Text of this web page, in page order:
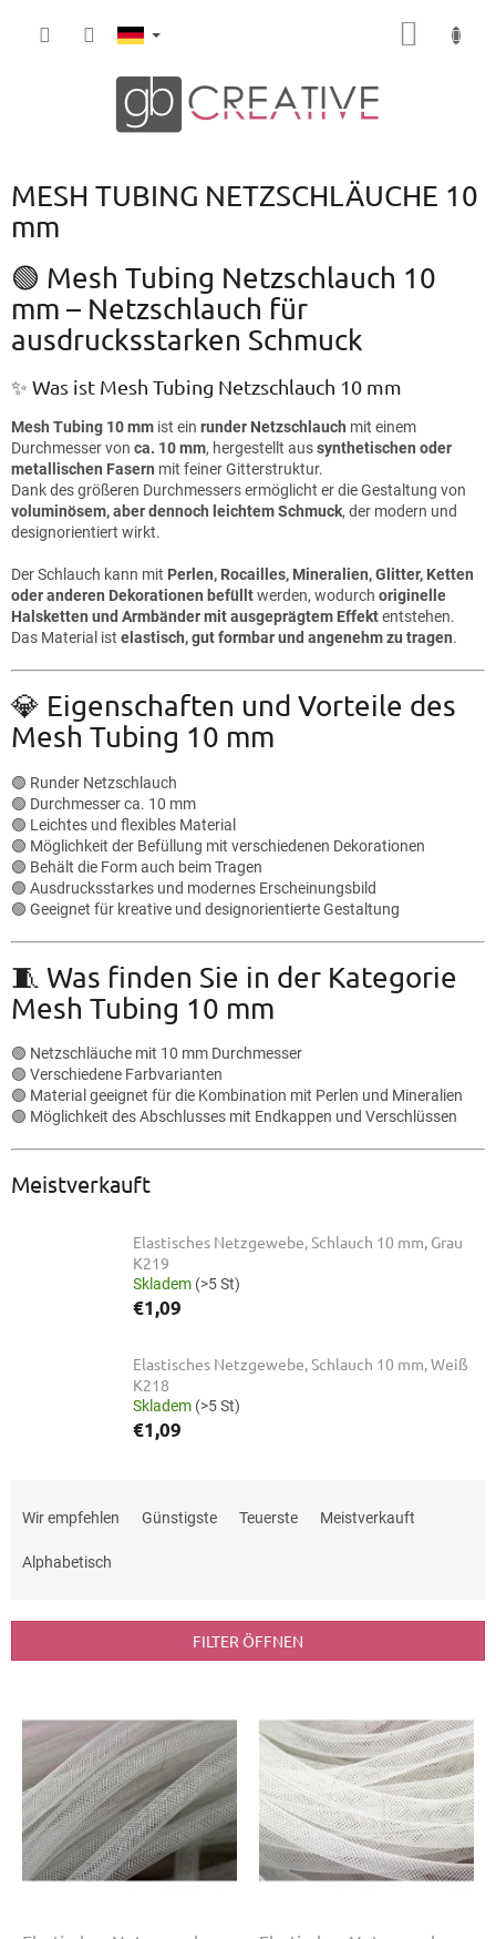
MESH TUBING NETZSCHLÄUCHE 10
mm
🟢 Mesh Tubing Netzschlauch 10
mm – Netzschlauch für
ausdrucksstarken Schmuck
✨ Was ist Mesh Tubing Netzschlauch 10 mm
Mesh Tubing 10 mm ist ein runder Netzschlauch mit einem
Durchmesser von ca. 10 mm, hergestellt aussynthetischen oder
metallischen Fasern mit feiner Gitterstruktur.
Dank des größeren Durchmessers ermöglicht er die Gestaltung von
voluminösem, aber dennoch leichtem Schmuck, der modern und
designorientiert wirkt.
Der Schlauch kann mit Perlen, Rocailles, Mineralien, Glitter, Ketten
oder anderen Dekorationen befülltwerden, wodurch originelle
Halsketten und Armbänder mit ausgeprägtem Effektentstehen.
Das Material ist elastisch, gut formbar und angenehm zu tragen.
💎 Eigenschaften und Vorteile des
Mesh Tubing 10 mm
🟢 Runder Netzschlauch
🟢 Durchmesser ca. 10 mm
🟢 Leichtes und flexibles Material
🟢 Möglichkeit der Befüllung mit verschiedenen Dekorationen
🟢 Behält die Form auch beim Tragen
🟢 Ausdrucksstarkes und modernes Erscheinungsbild
🟢 Geeignet für kreative und designorientierte Gestaltung
🧵 Was finden Sie in der Kategorie
Mesh Tubing 10 mm
🟢 Netzschläuche mit 10 mm Durchmesser
🟢 Verschiedene Farbvarianten
🟢 Material geeignet für die Kombination mit Perlen und Mineralien
🟢 Möglichkeit des Abschlusses mit Endkappen und Verschlüssen
Meistverkauft
Elastisches Netzgewebe, Schlauch 10 mm, Grau
K219
Skladem (>5 St)
€1,09
Elastisches Netzgewebe, Schlauch 10 mm, Weiß
K218
Skladem (>5 St)
€1,09
d
s
g
Wir empfehlen Günstigste Teuerste Meistverkauft
Alphabetisch
FILTER ÖFFNEN
d
P